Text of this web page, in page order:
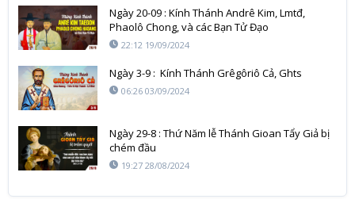
Ngày 20-09 : Kính Thánh Andrê Kim, Lmtđ,
Phaolô Chong, và các Bạn Tử Đạo
22:12 19/09/2024
Ngày 3-9 : Kính Thánh Grêgôriô Cả, Ghts
06:26 03/09/2024
Ngày 29-8 : Thứ Năm lễ Thánh Gioan Tẩy Giả bị
chém đầu
19:27 28/08/2024